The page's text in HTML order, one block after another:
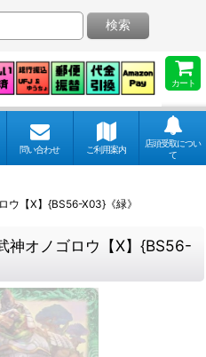
カート
検索
問い合わせ ご利用案内
店頭受取につい
て
ウ【X】{BS56-X03}《緑》
神オノゴロウ【X】{BS56-